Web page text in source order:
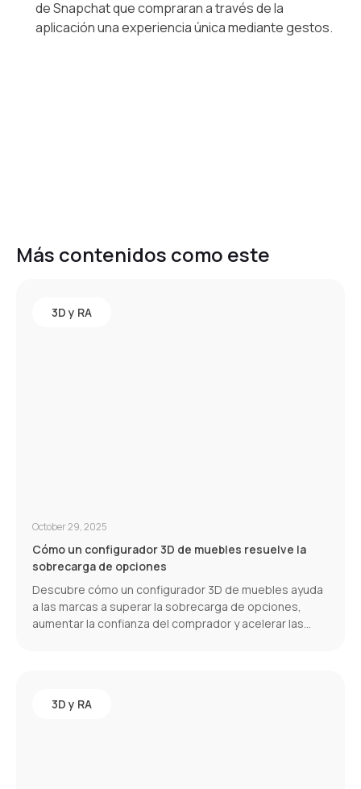
de Snapchat que compraran a través de la
aplicación una experiencia única mediante gestos.
Más contenidos como este
3D y RA
October 29, 2025
Cómo un configurador 3D de muebles resuelve la
sobrecarga de opciones
Descubre cómo un configurador 3D de muebles ayuda
a las marcas a superar la sobrecarga de opciones,
aumentar la confianza del comprador y acelerar las
3D y RA